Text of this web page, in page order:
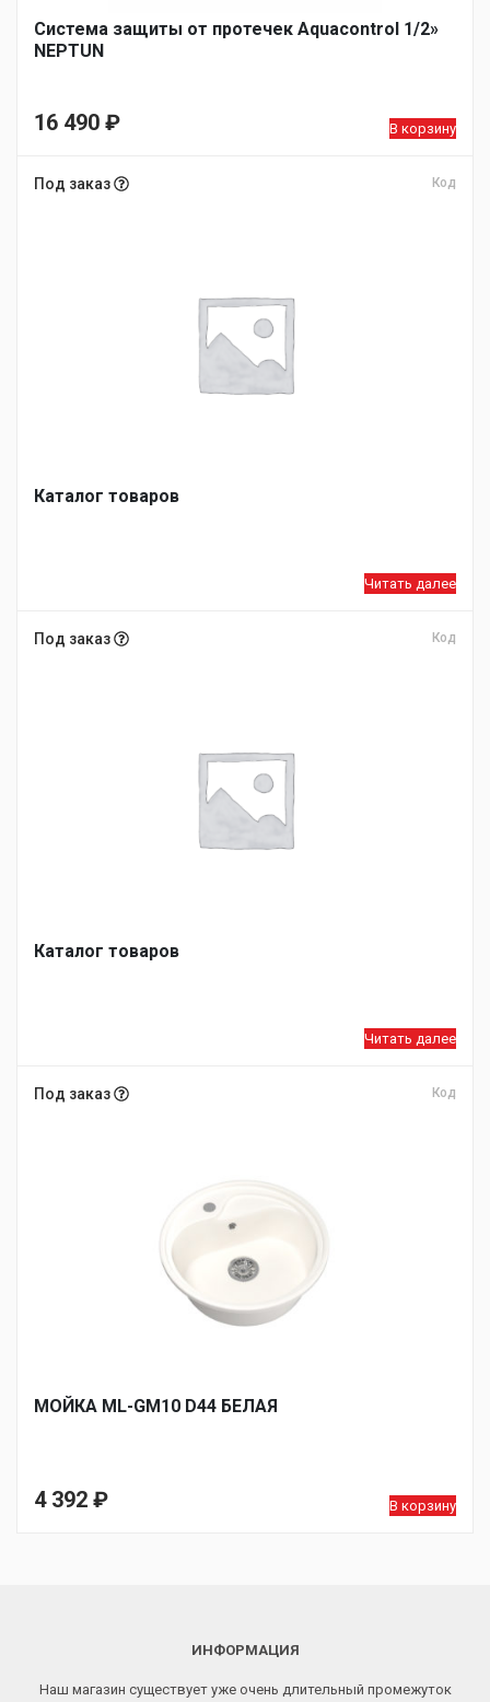
Система защиты от протечек Aquacontrol 1/2»
NEPTUN
16 490 ₽ В корзину
Под заказ Код
Каталог товаров
Читать далее
Под заказ Код
Каталог товаров
Читать далее
Под заказ Код
МОЙКA ML-GM10 D44 БЕЛАЯ
4 392 ₽ В корзину
ИНФОРМАЦИЯ
Наш магазин существует уже очень длительный промежуток